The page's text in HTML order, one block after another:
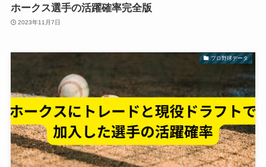
ホークス選手の活躍確率完全版
2023年11月7日
プロ野球データ